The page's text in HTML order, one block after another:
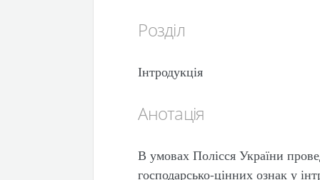
Розділ
Інтродукція
Анотація
В умовах Полісся України
господарсько-цінних ознак у